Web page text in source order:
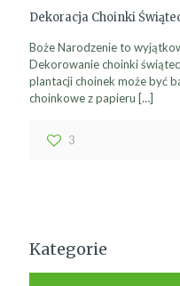
Dekoracja Choinki
Boże Narodzenie to
Dekorowanie choinki
plantacji choinek może być
choinkowe z papieru […]
3
Kategorie